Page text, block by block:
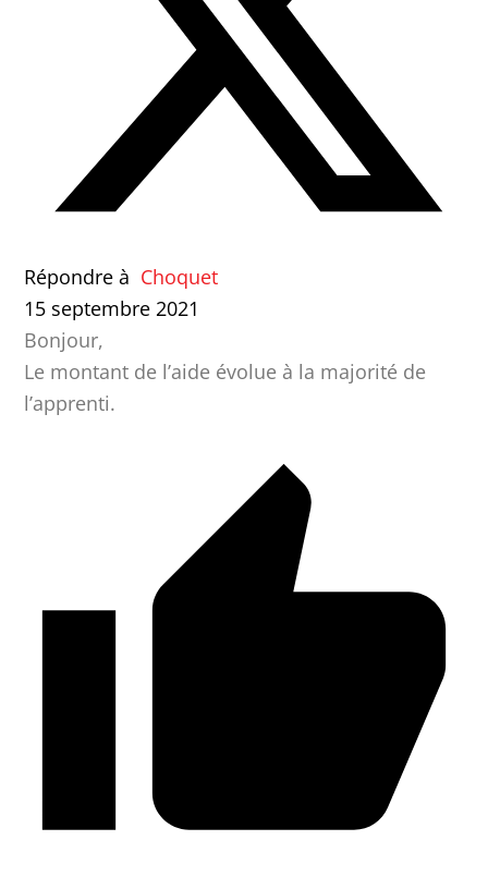
Répondre à Choquet
15 septembre 2021
Bonjour,
Le montant de l’aide évolue à la majorité de
l’apprenti.